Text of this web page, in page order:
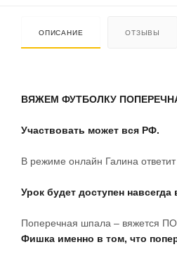
ОПИСАНИЕ ОТЗЫВЫ
ВЯЖЕМ ФУТБОЛКУ
Участвовать может вся РФ.
В режиме онлайн Галина
Урок будет доступен
Поперечная шпала – вяжется
Фишка именно в том, что